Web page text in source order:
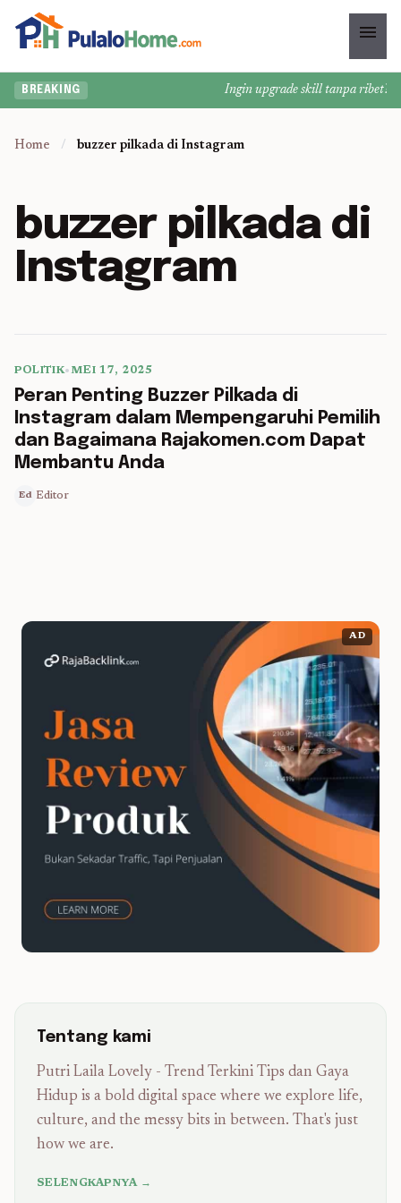
menu
BREAKING Ingin upgrade skill tanpa ribet?
Home / buzzer pilkada di Instagram
buzzer pilkada di
Instagram
POLITIK•MEI 17, 2025
Peran Penting Buzzer Pilkada di
Instagram dalam Mempengaruhi Pemilih
dan Bagaimana Rajakomen.com Dapat
Membantu Anda
Ed Editor
AD
Tentang kami
Putri Laila Lovely - Trend Terkini Tips dan Gaya
Hidup is a bold digital space where we explore life,
culture, and the messy bits in between. That's just
how we are.
SELENGKAPNYA →